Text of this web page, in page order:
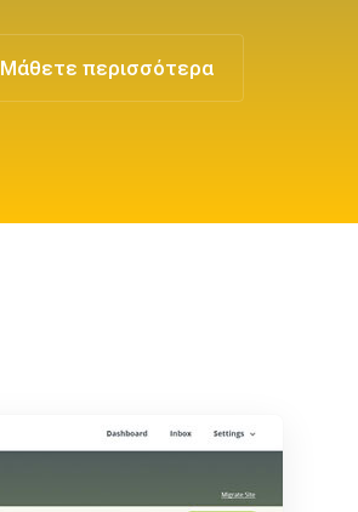
Μάθετε περισσότερα